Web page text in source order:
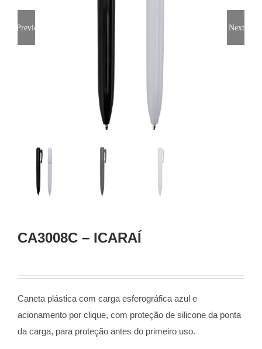
Previous Next
CA3008C – ICARAÍ
Caneta plástica com carga esferográfica azul e
acionamento por clique, com proteção de silicone da ponta
da carga, para proteção antes do primeiro uso.